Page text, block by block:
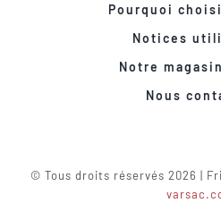
Pourquoi
Notices
Notre
Nous
© Tous droits réservés 2026 |